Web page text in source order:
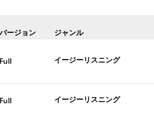
バージョン ジャンル
Full イージーリスニング
Full イージーリスニング